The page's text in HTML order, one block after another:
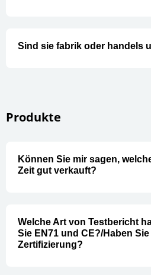
Sind sie fabrik oder handels
Produkte
Können Sie mir sagen,
Zeit gut verkauft?
Welche Art von Testbericht
Sie EN71 und CE?/Haben
Zertifizierung?